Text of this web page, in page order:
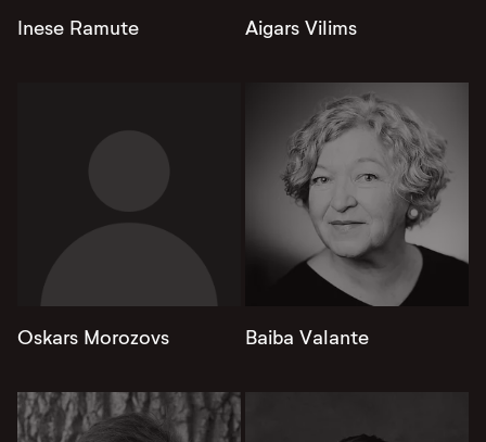
Inese Ramute Aigars Vilims
Oskars Morozovs Baiba Valante